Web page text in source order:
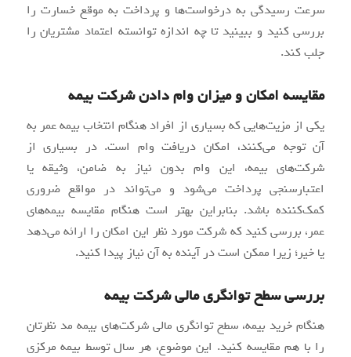
سرعت رسیدگی به درخواست‌ها و پرداخت به‌ موقع خسارت را
بررسی کنید و ببینید تا چه اندازه توانسته اعتماد مشتریان را
جلب کند.
مقایسه امکان و میزان وام دادن شرکت بیمه
یکی از مزیت‌هایی که بسیاری از افراد هنگام انتخاب بیمه عمر به
آن توجه می‌کنند، امکان دریافت وام است. در بسیاری از
شرکت‌های بیمه، این وام بدون نیاز به ضامن، وثیقه یا
اعتبارسنجی پرداخت می‌شود و می‌تواند در مواقع ضروری
کمک‌کننده باشد. بنابراین بهتر است هنگام مقایسه بیمه‌های
عمر، بررسی کنید که شرکت مورد نظر این امکان را ارائه می‌دهد
یا خیر؛ زیرا ممکن است در آینده به آن نیاز پیدا کنید.
بررسی سطح توانگری مالی شرکت بیمه
هنگام خرید بیمه، سطح توانگری مالی شرکت‌های بیمه مد نظرتان
را با هم مقایسه کنید. این موضوع، هر سال توسط بیمه مرکزی